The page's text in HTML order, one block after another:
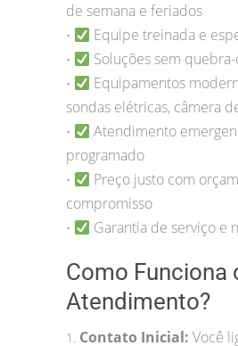
de semana e feriados
• Equipe treinada e
• Soluções sem
•
Equipamentos
sondas elétricas, câmera
•
Atendimento
programado
•
Preço justo com
compromisso
• Garantia de serviço e
Como Funciona
Atendimento?
1. Contato Inicial: Você